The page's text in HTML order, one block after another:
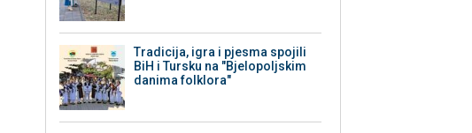
Tradicija, igra i pjesma spojili
BiH i Tursku na "Bjelopoljskim
danima folklora"